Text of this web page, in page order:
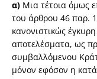
α) Μια τέτοια όμως
του άρθρου 46 παρ.
κανονιστικώς
αποτελέσματα, ως
συμβαλλόμενου
μόνον εφόσον η